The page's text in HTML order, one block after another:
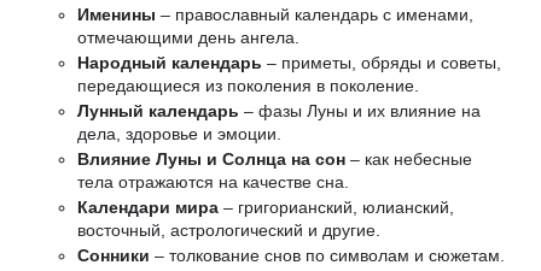
Именины – православный календарь с именами,
отмечающими день ангела.
Народный календарь – приметы, обряды и советы,
передающиеся из поколения в поколение.
Лунный календарь – фазы Луны и их влияние на
дела, здоровье и эмоции.
Влияние Луны и Солнца на сон – как небесные
тела отражаются на качестве сна.
Календари мира – григорианский, юлианский,
восточный, астрологический и другие.
Сонники – толкование снов по символам и сюжетам.